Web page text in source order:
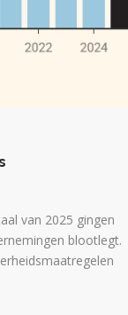
van 2025 gingen
blootlegt.